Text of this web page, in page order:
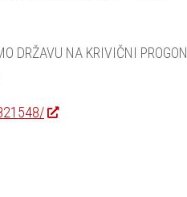
DRŽAVU NA KRIVIČNI PROGON